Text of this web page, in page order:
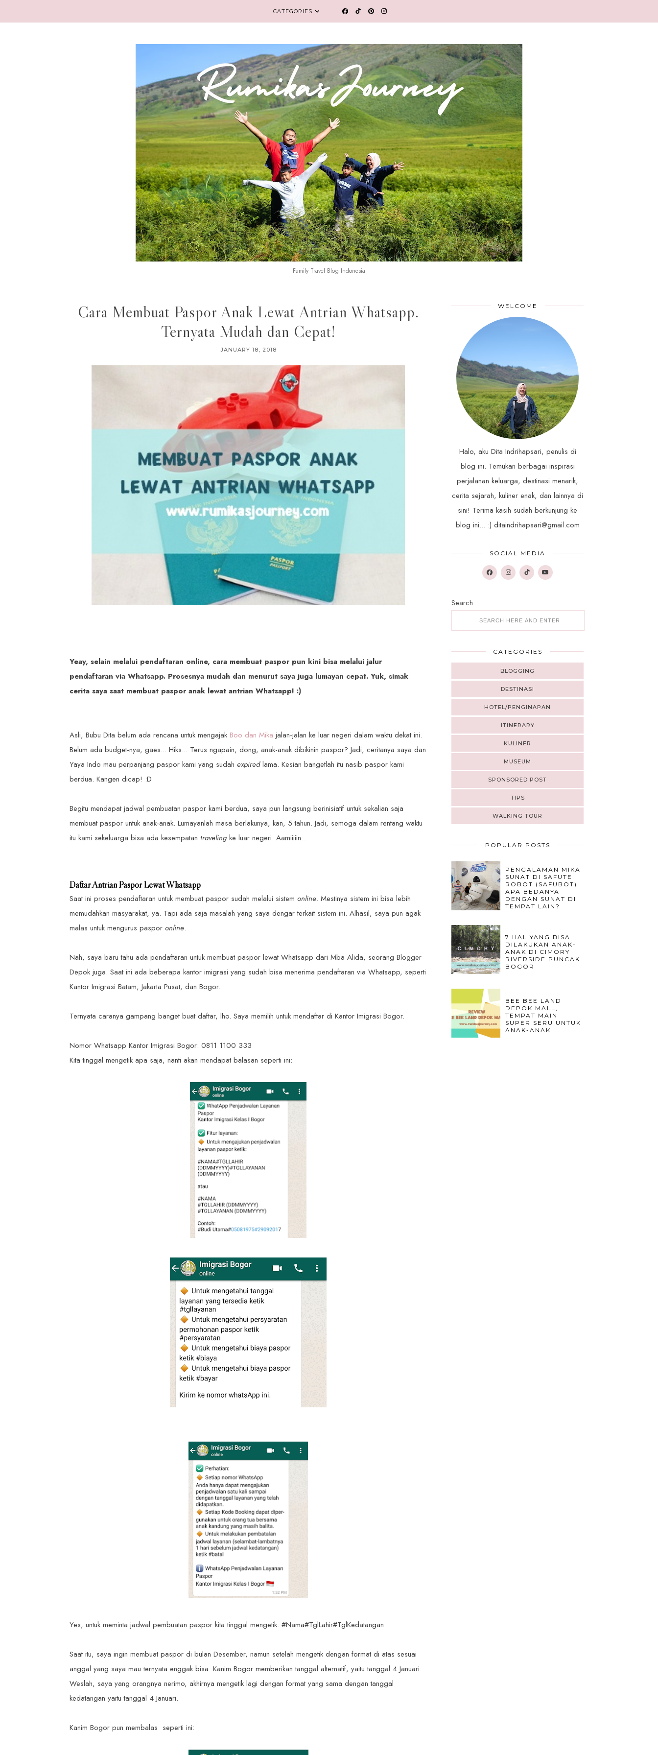
CATEGORIES
Family Travel Blog Indonesia
Cara Membuat Paspor Anak Lewat Antrian Whatsapp.
Ternyata Mudah dan Cepat!
JANUARY 18, 2018
Yeay, selain melalui pendaftaran online, cara membuat paspor pun kini bisa melalui jalur
pendaftaran via Whatsapp. Prosesnya mudah dan menurut saya juga lumayan cepat. Yuk, simak
cerita saya saat membuat paspor anak lewat antrian Whatsapp! :)
Asli, Bubu Dita belum ada rencana untuk mengajak Boo dan Mika jalan-jalan ke luar negeri dalam waktu dekat ini.
Belum ada budget-nya, gaes... Hiks... Terus ngapain, dong, anak-anak dibikinin paspor? Jadi, ceritanya saya dan
Yaya Indo mau perpanjang paspor kami yang sudah expiredlama. Kesian bangetlah itu nasib paspor kami
berdua. Kangen dicap! :D
Begitu mendapat jadwal pembuatan paspor kami berdua, saya pun langsung berinisiatif untuk sekalian saja
membuat paspor untuk anak-anak. Lumayanlah masa berlakunya, kan, 5 tahun. Jadi, semoga dalam rentang waktu
itu kami sekeluarga bisa ada kesempatan traveling ke luar negeri. Aamiiiiin...
Daftar Antrian Paspor Lewat Whatsapp
Saat ini proses pendaftaran untuk membuat paspor sudah melalui sistem online. Mestinya sistem ini bisa lebih
memudahkan masyarakat, ya. Tapi ada saja masalah yang saya dengar terkait sistem ini. Alhasil, saya pun agak
malas untuk mengurus paspor online.
Nah, saya baru tahu ada pendaftaran untuk membuat paspor lewat Whatsapp dari Mba Alida, seorang Blogger
Depok juga. Saat ini ada beberapa kantor imigrasi yang sudah bisa menerima pendaftaran via Whatsapp, seperti
Kantor Imigrasi Batam, Jakarta Pusat, dan Bogor.
Ternyata caranya gampang banget buat daftar, lho. Saya memilih untuk mendaftar di Kantor Imigrasi Bogor.
Nomor Whatsapp Kantor Imigrasi Bogor: 0811 1100 333
Kita tinggal mengetik apa saja, nanti akan mendapat balasan seperti ini:
Yes, untuk meminta jadwal pembuatan paspor kita tinggal mengetik: #Nama#TglLahir#TglKedatangan
Saat itu, saya ingin membuat paspor di bulan Desember, namun setelah mengetik dengan format di atas sesuai
anggal yang saya mau ternyata enggak bisa. Kanim Bogor memberikan tanggal alternatif, yaitu tanggal 4 Januari.
Weslah, saya yang orangnya nerimo, akhirnya mengetik lagi dengan format yang sama dengan tanggal
kedatangan yaitu tanggal 4 Januari.
Kanim Bogor pun membalas seperti ini:
WELCOME
Halo, aku Dita Indrihapsari, penulis di
blog ini. Temukan berbagai inspirasi
perjalanan keluarga, destinasi menarik,
cerita sejarah, kuliner enak, dan lainnya di
sini! Terima kasih sudah berkunjung ke
blog ini... :) ditaindrihapsari@gmail.com
SOCIAL MEDIA
Search
CATEGORIES
BLOGGING
DESTINASI
HOTEL/PENGINAPAN
ITINERARY
KULINER
MUSEUM
SPONSORED POST
TIPS
WALKING TOUR
POPULAR POSTS
PENGALAMAN MIKA
SUNAT DI SAFUTE
ROBOT (SAFUBOT).
APA BEDANYA
DENGAN SUNAT DI
TEMPAT LAIN?
7 HAL YANG BISA
DILAKUKAN ANAK-
ANAK DI CIMORY
RIVERSIDE PUNCAK
BOGOR
BEE BEE LAND
DEPOK MALL,
TEMPAT MAIN
SUPER SERU UNTUK
ANAK-ANAK